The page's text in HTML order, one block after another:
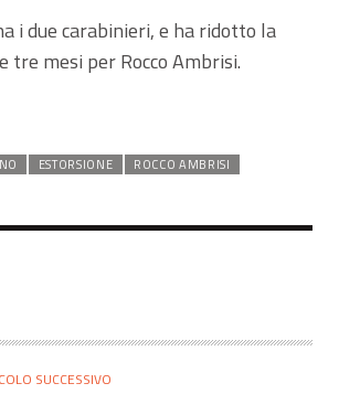
i due carabinieri, e ha ridotto la
tre mesi per Rocco Ambrisi.
ESTORSIONE
ROCCO AMBRISI
SUCCESSIVO